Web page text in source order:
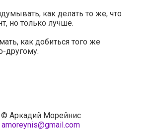
как делать то же, что
но только лучше.
как добиться того же
другому.
© Аркадий Морейнис
amoreynis@gmail.com